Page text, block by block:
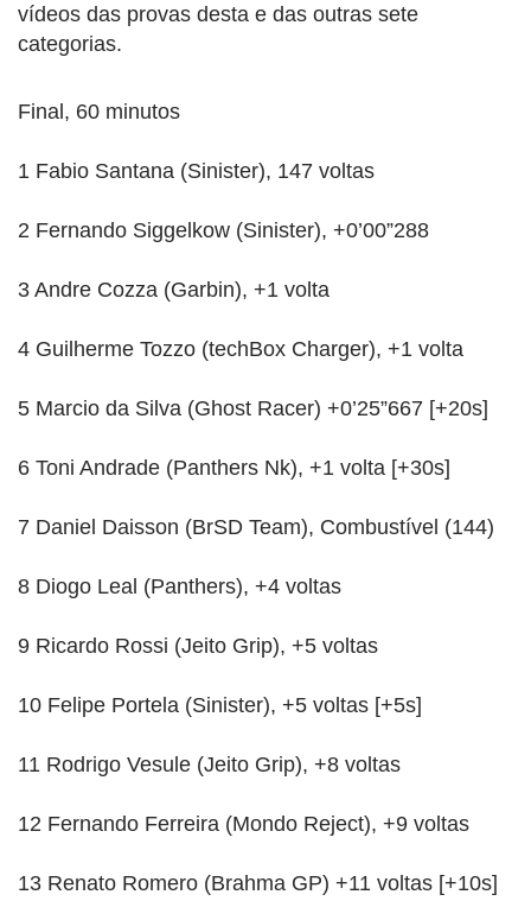
vídeos das provas desta e das outras sete
categorias.
Final, 60 minutos
1 Fabio Santana (Sinister), 147 voltas
2 Fernando Siggelkow (Sinister), +0’00”288
3 Andre Cozza (Garbin), +1 volta
4 Guilherme Tozzo (techBox Charger), +1 volta
5 Marcio da Silva (Ghost Racer) +0’25”667 [+20s]
6 Toni Andrade (Panthers Nk), +1 volta [+30s]
7 Daniel Daisson (BrSD Team), Combustível (144)
8 Diogo Leal (Panthers), +4 voltas
9 Ricardo Rossi (Jeito Grip), +5 voltas
10 Felipe Portela (Sinister), +5 voltas [+5s]
11 Rodrigo Vesule (Jeito Grip), +8 voltas
12 Fernando Ferreira (Mondo Reject), +9 voltas
13 Renato Romero (Brahma GP) +11 voltas [+10s]